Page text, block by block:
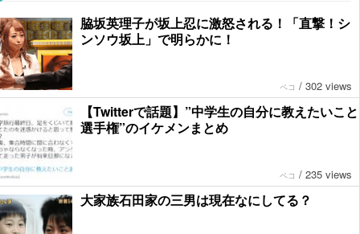
脇坂英理子が坂上忍に激怒される！「直撃！シ
ンソウ坂上」で明らかに！
ペコ / 302 views
【Twitterで話題】”中学生の自分に教えたいこと
選手権”のイケメンまとめ
ペコ / 235 views
大家族石田家の三男は現在なにしてる？